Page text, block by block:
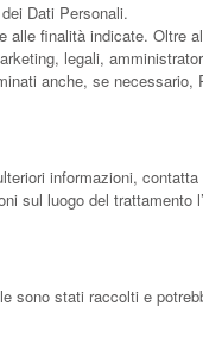
Dati Personali.
alle finalità indicate. Oltre
legali,
anche, se necessario,
informazioni, contatta
sul luogo del trattamento
sono stati raccolti e